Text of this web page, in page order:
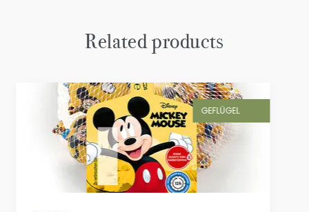
Related products
GEFLÜGEL
Imperial
Pyramido Hähnchenbrustpastete
Provenzal